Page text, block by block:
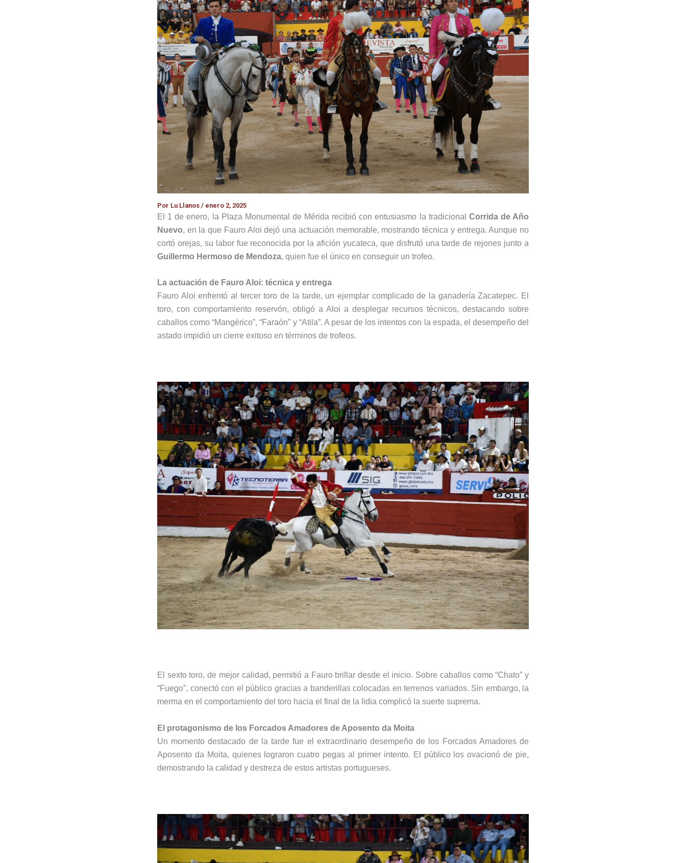
Por Lu Llanos / enero 2, 2025
El 1 de enero, la Plaza Monumental de Mérida recibió con entusiasmo la tradicional Corrida de Año
Nuevo, en la que Fauro Aloi dejó una actuación memorable, mostrando técnica y entrega. Aunque no
cortó orejas, su labor fue reconocida por la afición yucateca, que disfrutó una tarde de rejones junto a
Guillermo Hermoso de Mendoza, quien fue el único en conseguir un trofeo.
La actuación de Fauro Aloi: técnica y entrega
Fauro Aloi enfrentó al tercer toro de la tarde, un ejemplar complicado de la ganadería Zacatepec. El
toro, con comportamiento reservón, obligó a Aloi a desplegar recursos técnicos, destacando sobre
caballos como “Mangérico”, “Faraón” y “Atila”. A pesar de los intentos con la espada, el desempeño del
astado impidió un cierre exitoso en términos de trofeos.
El sexto toro, de mejor calidad, permitió a Fauro brillar desde el inicio. Sobre caballos como “Chato” y
“Fuego”, conectó con el público gracias a banderillas colocadas en terrenos variados. Sin embargo, la
merma en el comportamiento del toro hacia el final de la lidia complicó la suerte suprema.
El protagonismo de los Forcados Amadores de Aposento da Moita
Un momento destacado de la tarde fue el extraordinario desempeño de los Forcados Amadores de
Aposento da Moita, quienes lograron cuatro pegas al primer intento. El público los ovacionó de pie,
demostrando la calidad y destreza de estos artistas portugueses.